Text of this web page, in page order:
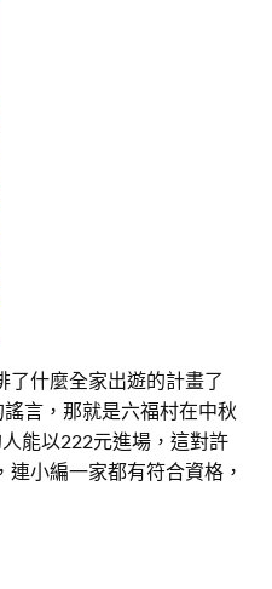
了什麼全家出遊的計畫了
言，那就是六福村在中秋
能以222元進場，這對許
小編一家都有符合資格，